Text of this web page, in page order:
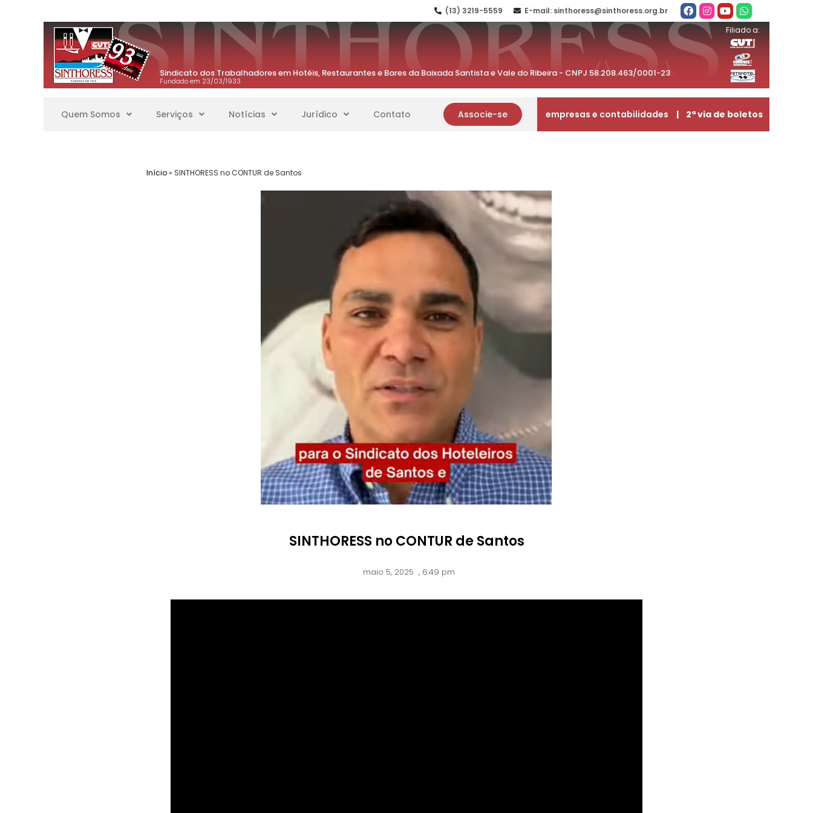
(13) 3219-5559 E-mail: sinthoress@sinthoress.org.br
Sindicato dos Trabalhadores em Hotéis, Restaurantes e Bares da Baixada Santista e Vale do Ribeira - CNPJ 58.208.463/0001-23
Fundado em 23/03/1933
Filiado a:
Quem Somos Serviços Notícias Jurídico Contato Associe-se empresas e contabilidades | 2ª via de boletos
Início» SINTHORESS no CONTUR de Santos
SINTHORESS no CONTUR de Santos
maio 5, 2025 , 6:49 pm